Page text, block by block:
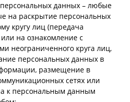
данных – любые
на раскрытие персональных
кругу лиц (передача
на ознакомление с
неограниченного круга лиц,
персональных данных в
размещение в
сетях или
к персональным данным